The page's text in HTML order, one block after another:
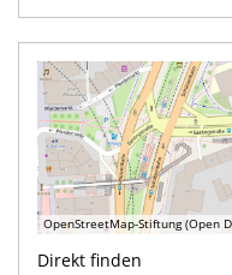
OpenStreetMap-Stiftung (Open
Direkt finden